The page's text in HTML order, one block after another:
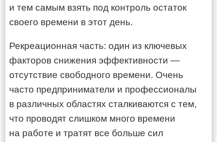
и тем самым взять под контроль остаток
своего времени в этот день.
Рекреационная часть: один из ключевых
факторов снижения эффективности —
отсутствие свободного времени. Очень
часто предприниматели и профессионалы
в различных областях сталкиваются с тем,
что проводят слишком много времени
на работе и тратят все больше сил